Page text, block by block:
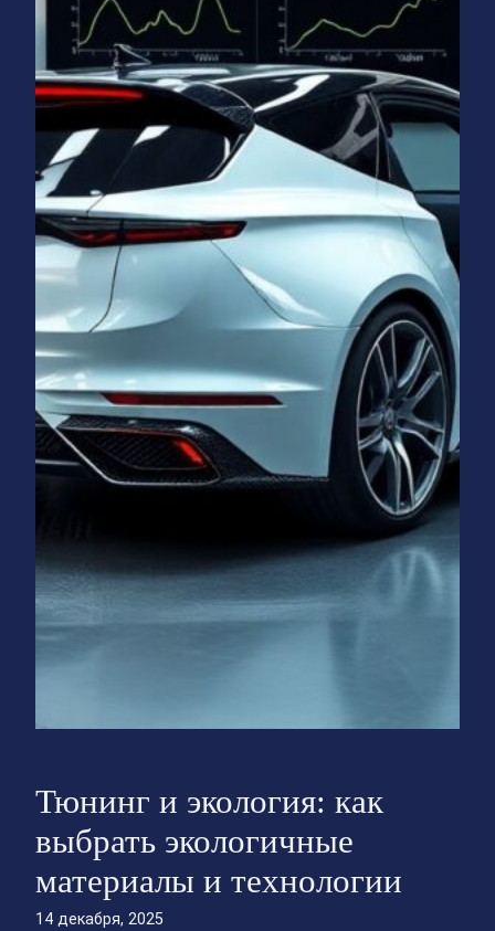
Тюнинг и экология: как
выбрать экологичные
материалы и технологии
14 декабря, 2025